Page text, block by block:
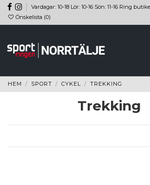
Vardagar: 10-18 Lör: 10-16 Sön: 11-16 Ring
Önskelista (0)
HEM SPORT CYKEL TREKKING
Trekking